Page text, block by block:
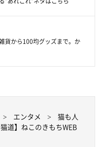
貨から100均グッズまで。か
エンタメ
猫も人
道】ねこのきもちWEB